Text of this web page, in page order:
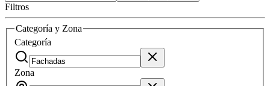
Filtros
Categoría y Zona
Categoría
Zona